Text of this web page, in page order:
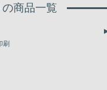
商品一覧
刷